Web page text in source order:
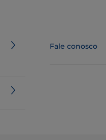
Fale conosco